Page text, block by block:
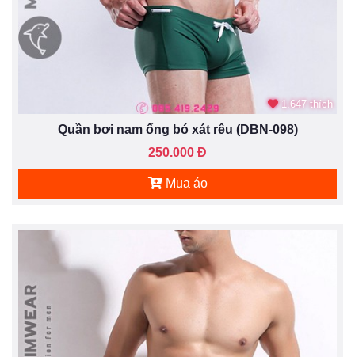
1.647 thích
Quần bơi nam ống bó xát rêu (DBN-098)
250.000 Đ
Mua áo